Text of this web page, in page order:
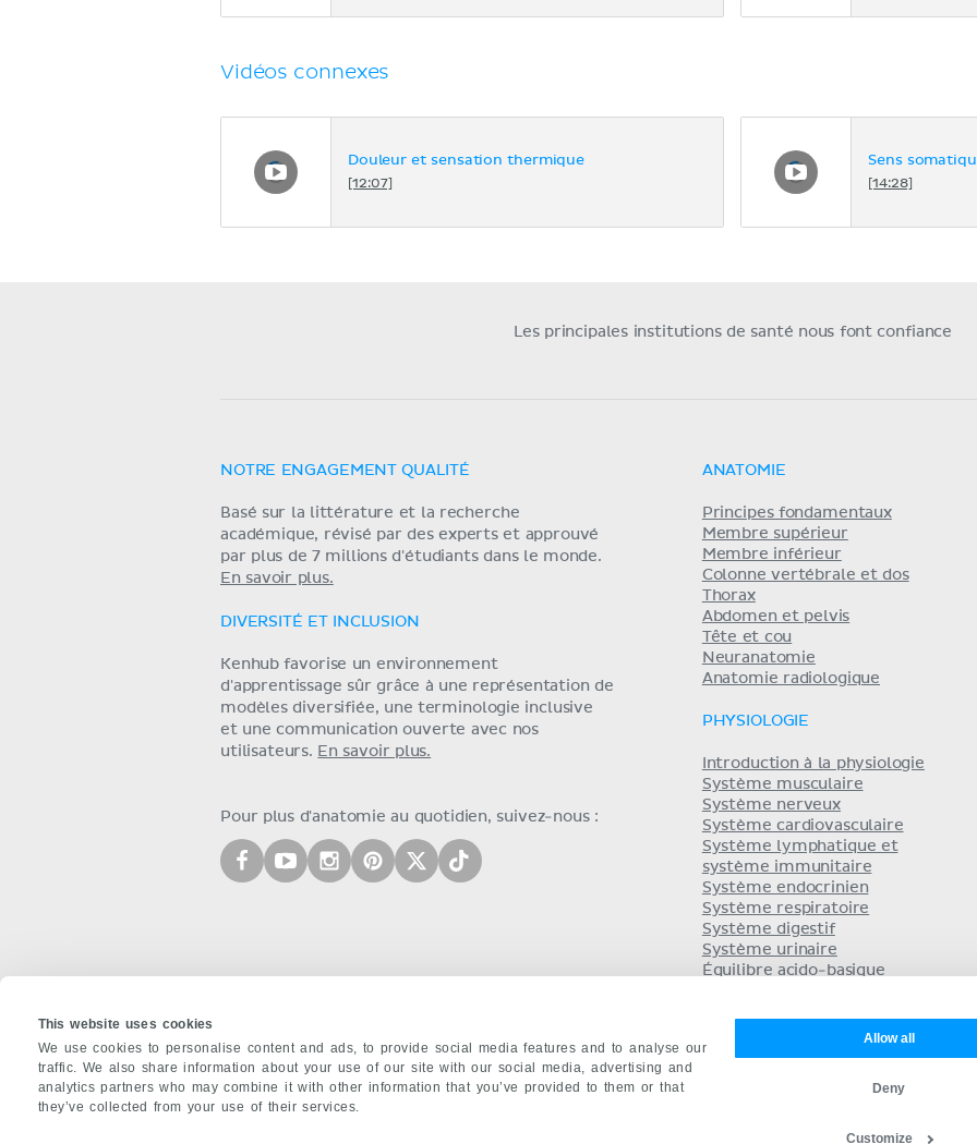
This website uses cookies
We use cookies to personalise content and ads, to provide social media features and to analyse our
traffic. We also share information about your use of our site with our social media, advertising and
analytics partners who may combine it with other information that you’ve provided to them or that
they’ve collected from your use of their services.
Allow all
Customize
Deny
Vidéos connexes
Douleur et sensation thermique
[12:07]
Sens
[14:28]
Les principales institutions de santé nous font confiance
NOTRE ENGAGEMENT QUALITÉ
Basé sur la littérature et la recherche
académique, révisé par des experts et approuvé
par plus de 7 millions d'étudiants dans le monde.
En savoir plus.
DIVERSITÉ ET INCLUSION
Kenhub favorise un environnement
d'apprentissage sûr grâce à une représentation de
modèles diversifiée, une terminologie inclusive
et une communication ouverte avec nos
utilisateurs. En savoir plus.
Pour plus d'anatomie au quotidien, suivez-nous :
ANATOMIE
Principes fondamentaux
Membre supérieur
Membre inférieur
Colonne vertébrale et dos
Thorax
Abdomen et pelvis
Tête et cou
Neuranatomie
Anatomie radiologique
PHYSIOLOGIE
Introduction à la physiologie
Système musculaire
Système nerveux
Système cardiovasculaire
Système lymphatique et
système immunitaire
Système endocrinien
Système respiratoire
Système digestif
Système urinaire
Équilibre acido-basique
À PROPOS DE NOUS